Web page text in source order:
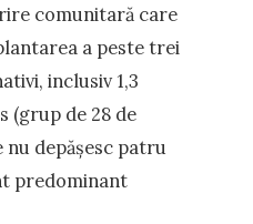
comunitară care
a peste trei
inclusiv 1,3
(grup de 28 de
depășesc patru
predominant